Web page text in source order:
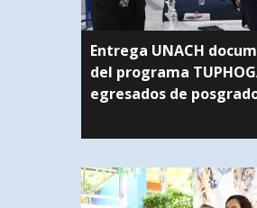
Entrega UNACH
del programa
egresados de